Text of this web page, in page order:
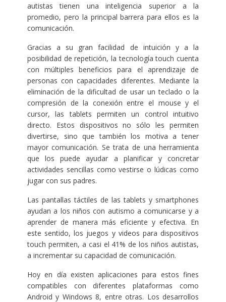
autistas tienen una inteligencia superior a la
promedio, pero la principal barrera para ellos es la
comunicación.
Gracias a su gran facilidad de intuición y a la
posibilidad de repetición, la tecnología touch cuenta
con múltiples beneficios para el aprendizaje de
personas con capacidades diferentes. Mediante la
eliminación de la dificultad de usar un teclado o la
compresión de la conexión entre el mouse y el
cursor, las tablets permiten un control intuitivo
directo. Estos dispositivos no sólo les permiten
divertirse, sino que también los motiva a tener
mayor comunicación. Se trata de una herramienta
que los puede ayudar a planificar y concretar
actividades sencillas como vestirse o lúdicas como
jugar con sus padres.
Las pantallas táctiles de las tablets y smartphones
ayudan a los niños con autismo a comunicarse y a
aprender de manera más eficiente y efectiva. En
este sentido, los juegos y videos para dispositivos
touch permiten, a casi el 41% de los niños autistas,
a incrementar su capacidad de comunicación.
Hoy en día existen aplicaciones para estos fines
compatibles con diferentes plataformas como
Android y Windows 8, entre otras. Los desarrollos